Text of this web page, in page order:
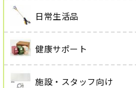
日常生活品
健康サポート
施設・スタッフ向け